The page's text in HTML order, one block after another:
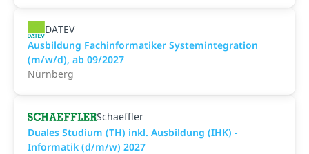
DATEV
Ausbildung Fachinformatiker Systemintegration
(m/w/d), ab 09/2027
Nürnberg
Schaeffler
Duales Studium (TH) inkl. Ausbildung (IHK) -
Informatik (d/m/w) 2027